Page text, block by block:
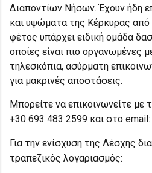
Διαποντίων Νήσων. Έχουν ήδη
και υψώματα της Κέρκυρας από
φέτος υπάρχει ειδική ομάδα
οποίες είναι πιο οργανωμένες
τηλεσκόπια, ασύρματη
για μακρινές αποστάσεις.
Μπορείτε να επικοινωνείτε
+30 693 483 2599 και στο
Για την ενίσχυση της Λέσχης
τραπεζικός λογαριασμός: